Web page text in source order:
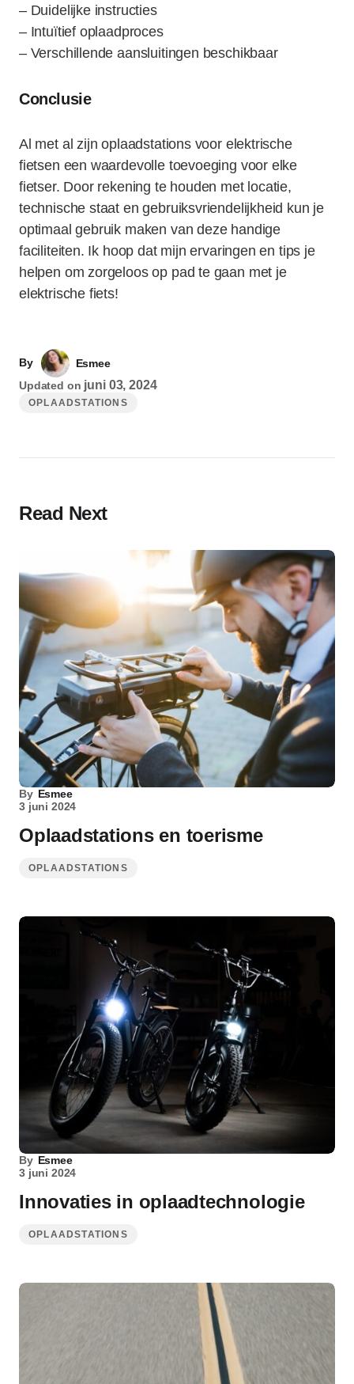
– Duidelijke instructies
– Intuïtief oplaadproces
– Verschillende aansluitingen beschikbaar
Conclusie
Al met al zijn oplaadstations voor elektrische
fietsen een waardevolle toevoeging voor elke
fietser. Door rekening te houden met locatie,
technische staat en gebruiksvriendelijkheid kun je
optimaal gebruik maken van deze handige
faciliteiten. Ik hoop dat mijn ervaringen en tips je
helpen om zorgeloos op pad te gaan met je
elektrische fiets!
By
Esmee
Updated on juni 03, 2024
OPLAADSTATIONS
Read Next
By Esmee
3 juni 2024
Oplaadstations en toerisme
OPLAADSTATIONS
By Esmee
3 juni 2024
Innovaties in oplaadtechnologie
OPLAADSTATIONS